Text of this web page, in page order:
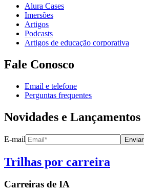
Alura Cases
Imersões
Artigos
Podcasts
Artigos de educação corporativa
Fale Conosco
Email e telefone
Perguntas frequentes
Novidades e Lançamentos
E-mail Enviar
Trilhas por carreira
Carreiras de IA